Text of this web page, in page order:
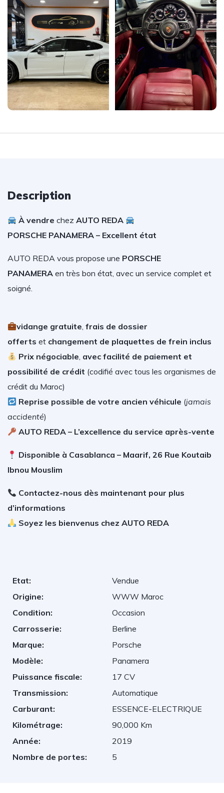
Description
À vendre chez AUTO REDA
PORSCHE PANAMERA – Excellent état
AUTO REDA vous propose une PORSCHE
PANAMERA en très bon état, avec un service complet et
soigné.
vidange gratuite,frais de dossier
offerts et changement de plaquettes de frein inclus
Prix négociable, avec facilité de paiement et
possibilité de crédit (codifié avec tous les organismes de
crédit du Maroc)
Reprise possible de votre ancien véhicule (jamais
accidenté)
AUTO REDA – L’excellence du service après-vente
Disponible à Casablanca – Maarif, 26 Rue Koutaib
Ibnou Mouslim
Contactez-nous dès maintenant pour plus
d’informations
Soyez les bienvenus chez AUTO REDA
Etat:
Vendue
Origine:
WWW Maroc
Condition:
Occasion
Carrosserie:
Berline
Marque:
Porsche
Modèle:
Panamera
Puissance fiscale:
17 CV
Transmission:
Automatique
Carburant:
ESSENCE-ELECTRIQUE
Kilométrage:
90,000 Km
Année:
2019
Nombre de portes:
5